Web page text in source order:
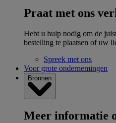
Praat met ons
Hebt u hulp nodig om de
bestelling te plaatsen of uw
Spreek met ons
Voor grote ondernemingen
Bronnen
Meer informatie